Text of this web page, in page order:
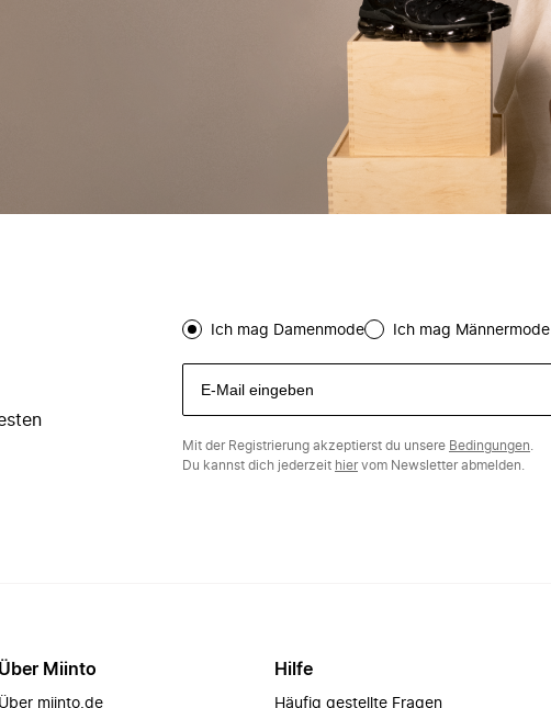
Ich mag Damenmode Ich mag Männermode
Mit der Registrierung akzeptierst du unsere Bedingungen
Du kannst dich jederzeit hiervom Newsletter abmelden.
Über Miinto
Über miinto.de
Hilfe
Häufig gestellte Fragen